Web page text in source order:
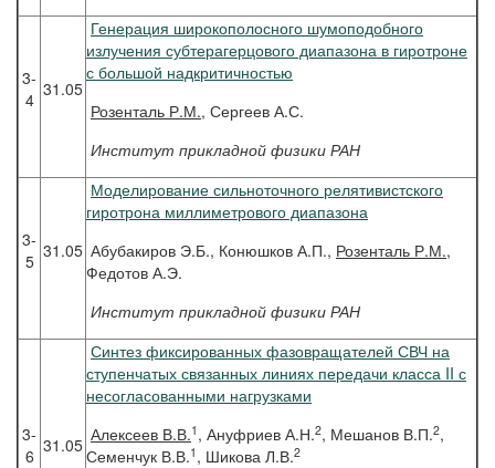
3-
4 31.05
Генерация широкополосного шумоподобного
излучения субтерагерцового диапазона в гиротроне
с большой надкритичностью
Розенталь Р.М., Сергеев А.С.
Институт прикладной физики РАН
3-
5 31.05
Моделирование сильноточного релятивистского
гиротрона миллиметрового диапазона
Абубакиров Э.Б., Конюшков А.П., Розенталь Р.М.,
Федотов А.Э.
Институт прикладной физики РАН
3-
6 31.05
Синтез фиксированных фазовращателей СВЧ на
ступенчатых связанных линиях передачи класса II с
несогласованными нагрузками
Алексеев В.В.1 , Ануфриев А.Н.2, Мешанов В.П.2,
Семенчук В.В.1 , Шикова Л.В.2